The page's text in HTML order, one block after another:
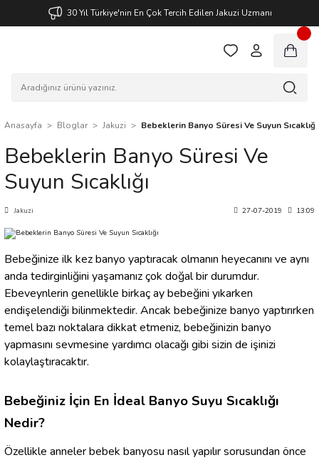
30 Yıl Türkiye'nin En Çok Tercih Edilen Jakuzi Uzmanı
Anasayfa Bloglar Jakuzi Bebeklerin Banyo Süresi Ve Suyun Sıcaklığı
Bebeklerin Banyo Süresi Ve
Suyun Sıcaklığı
Jakuzi 27-07-2019 13:09
Bebeğinize ilk kez banyo yaptıracak olmanın heyecanını ve aynı
anda tedirginliğini yaşamanız çok doğal bir durumdur.
Ebeveynlerin genellikle birkaç ay bebeğini yıkarken
endişelendiği bilinmektedir. Ancak bebeğinize banyo yaptırırken
temel bazı noktalara dikkat etmeniz, bebeğinizin banyo
yapmasını sevmesine yardımcı olacağı gibi sizin de işinizi
kolaylaştıracaktır.
Bebeğiniz İçin En İdeal Banyo Suyu Sıcaklığı
Nedir?
Özellikle anneler bebek banyosu nasıl yapılır sorusundan önce